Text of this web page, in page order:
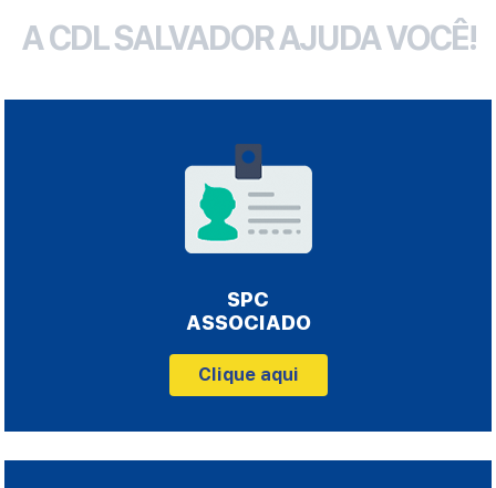
A CDL SALVADOR AJUDA VOCÊ!
SPC
ASSOCIADO
Clique aqui